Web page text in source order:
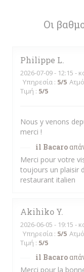
Οι
Philippe L
2026-07-09- 12:15 -
Υπηρεσία : 5/5
Τιμή : 5/5
Nous y venons
merci !
il Bacaro
Merci pour votre
toujours un plaisir
restaurant italien
Akihiko Y
2026-06-05 - 19:15 -
Υπηρεσία : 5/5
Τιμή : 5/5
il Bacaro
Merci pour la